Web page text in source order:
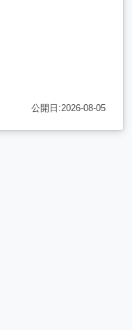
公開日:2026-08-05